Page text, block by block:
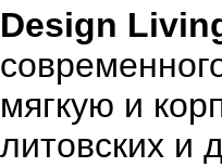
Design
мягкую и
литовских и